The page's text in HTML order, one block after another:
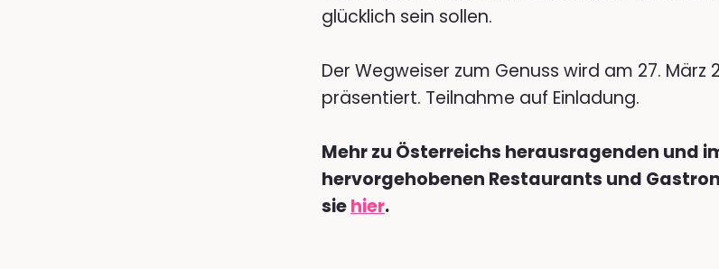
glücklich sein sollen.
Der Wegweiser zum Genuss wird am 27. März
präsentiert. Teilnahme auf Einladung.
Mehr zu Österreichs herausragenden und
hervorgehobenen Restaurants und
siehier.